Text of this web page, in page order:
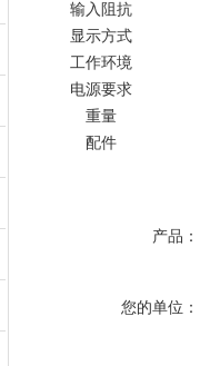
输入阻抗
显示方式
工作环境
电源要求
重量
配件
产品：
您的单位：